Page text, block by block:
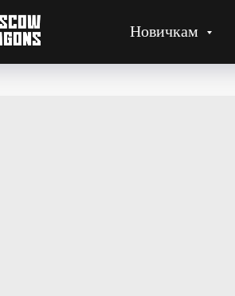
Новичкам